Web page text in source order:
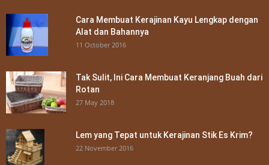
Cara Membuat Kerajinan Kayu Lengkap dengan
Alat dan Bahannya
11 October 2016
Tak Sulit, Ini Cara Membuat Keranjang Buah dari
Rotan
27 May 2018
Lem yang Tepat untuk Kerajinan Stik Es Krim?
22 November 2016